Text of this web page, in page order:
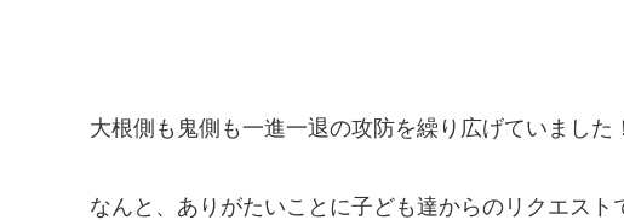
大根側も鬼側も一進一退の攻防を繰り広げていました
なんと、ありがたいことに子ども達からのリクエス